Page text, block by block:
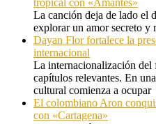
La canción deja de lado el
explorar un amor secreto y
Dayan Flor fortalece la
internacional
La internacionalización del
capítulos relevantes. En
cultural comienza a ocupar
El colombiano Aron
con «Cartagena»